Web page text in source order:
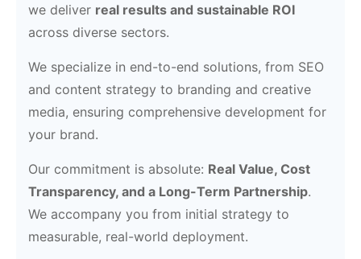
we deliver real results and sustainable ROI
across diverse sectors.
We specialize in end-to-end solutions, from SEO
and content strategy to branding and creative
media, ensuring comprehensive development for
your brand.
Our commitment is absolute: Real Value, Cost
Transparency, and a Long-Term Partnership.
We accompany you from initial strategy to
measurable, real-world deployment.